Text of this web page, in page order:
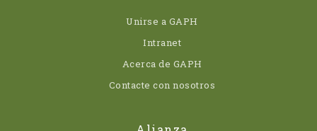
Unirse a GAPH
Intranet
Acerca de GAPH
Contacte con nosotros